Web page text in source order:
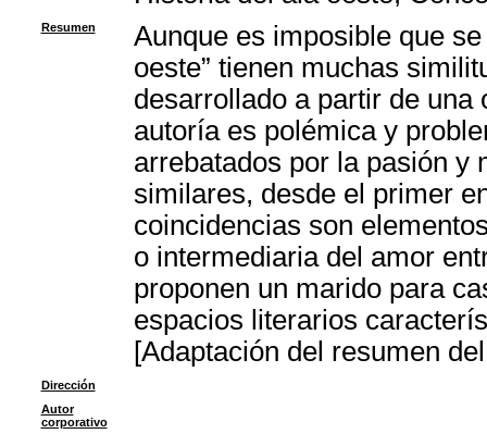
Resumen
Aunque es imposible que
oeste” tienen muchas
desarrollado a partir de una
autoría es polémica y
arrebatados por la pasión y
similares, desde el primer
coincidencias son
o intermediaria del amor
proponen un marido para
espacios literarios
[Adaptación del resumen
Dirección
Autor
corporativo